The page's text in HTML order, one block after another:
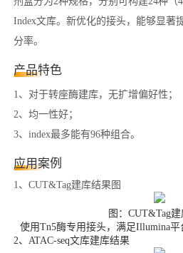
Index文库。新优化的接头，能够显著
分率。
产品特色
1、对于转座酶建库，无扩增偏好性；
2、均一性好；
3、index最多能有96种组合。
应用案例
1、CUT&Tag建库结果图
图：CUT&Tag
使用Tn5酶专用接头，满足Illumina平
2、ATAC-seq文库建库结果